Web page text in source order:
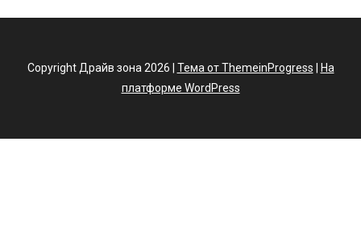
Copyright Драйв зона 2026 | Тема от ThemeinProgress
На
платформе WordPress